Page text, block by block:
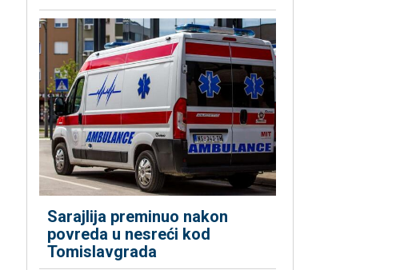
Sarajlija preminuo nakon
povreda u nesreći kod
Tomislavgrada